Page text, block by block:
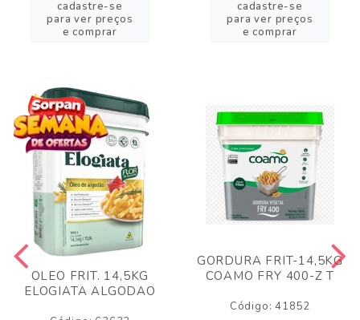
cadastre-se
para ver preços
e comprar
cadastre-se
para ver preços
e comprar
OLEO FRIT. 14,5KG
ELOGIATA ALGODAO
GORDURA FRIT-14,5KG
COAMO FRY 400-Z T
Código: 41852